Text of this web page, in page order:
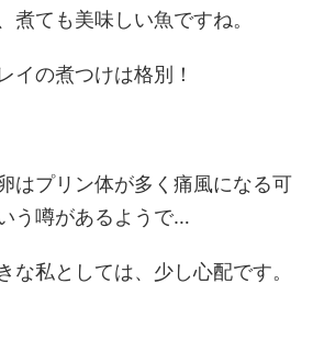
煮ても美味しい魚ですね。
イの煮つけは格別！
はプリン体が多く痛風になる可
う噂があるようで…
な私としては、少し心配です。